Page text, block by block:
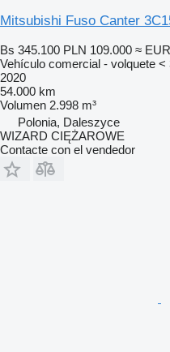
Mitsubishi Fuso Canter
Bs 345.100 PLN 109.000 ≈
Vehículo comercial - volquete <
2020
54.000 km
Volumen 2.998 m³
Polonia, Daleszyce
WIZARD CIĘŻAROWE
Contacte con el vendedor